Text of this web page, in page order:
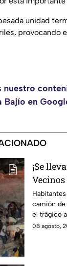
unidad
provocando
nuestro
Bajío en
¡Se
volcado
de
camión de
el trágico
carretera
08 agosto,